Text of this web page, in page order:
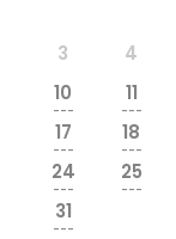
3
4
10
---
11
---
17
---
18
---
24
---
25
---
31
---